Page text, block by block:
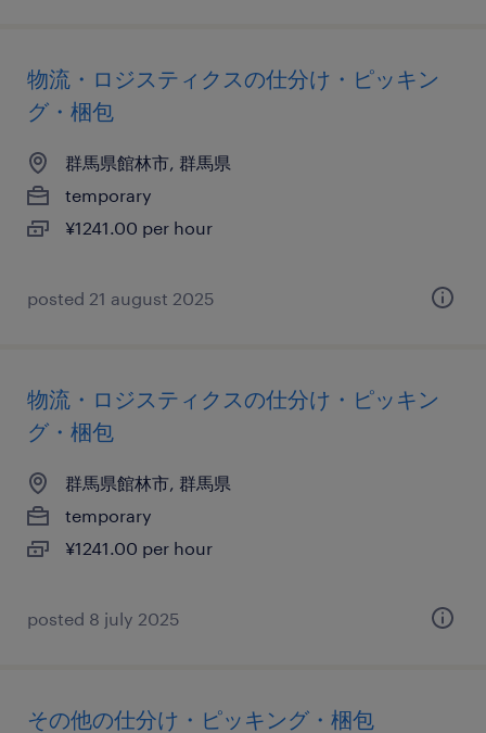
物流・ロジスティクスの仕分け・ピッキン
グ・梱包
群馬県館林市, 群馬県
temporary
¥1241.00 per hour
posted 21 august 2025
物流・ロジスティクスの仕分け・ピッキン
グ・梱包
群馬県館林市, 群馬県
temporary
¥1241.00 per hour
posted 8 july 2025
その他の仕分け・ピッキング・梱包